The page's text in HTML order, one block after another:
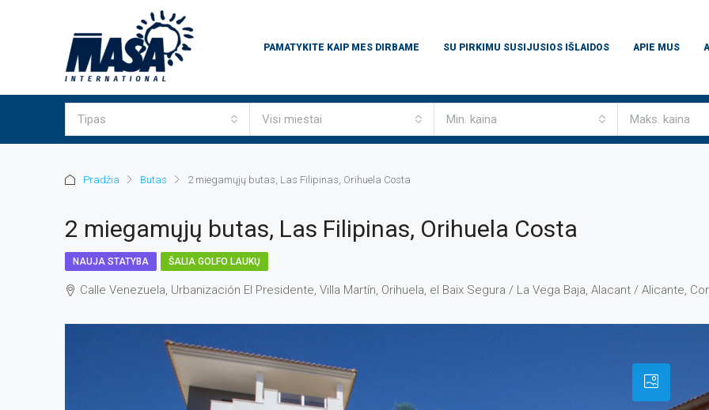
PAMATYKITE KAIP MES DIRBAME SU PIRKIMU SUSIJUSIOS IŠLAIDOS APIE MUS
Tipas Visi miestai Min. kaina Maks. kaina
Pradžia Butas 2 miegamųjų butas, Las Filipinas, Orihuela Costa
2 miegamųjų butas, Las Filipinas, Orihuela Costa
NAUJA STATYBA ŠALIA GOLFO LAUKŲ
Calle Venezuela, Urbanización El Presidente, Villa Martín, Orihuela, el Baix Segura / La Vega Baja, Alacant / Alicante,